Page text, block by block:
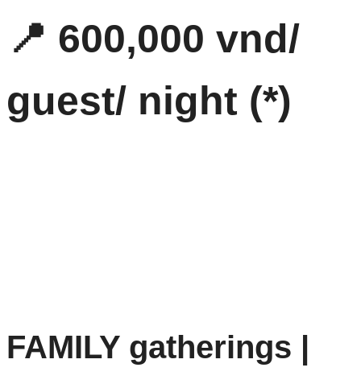
📍 600,000 vnd/
guest/ night (*)
FAMILY gatherings |